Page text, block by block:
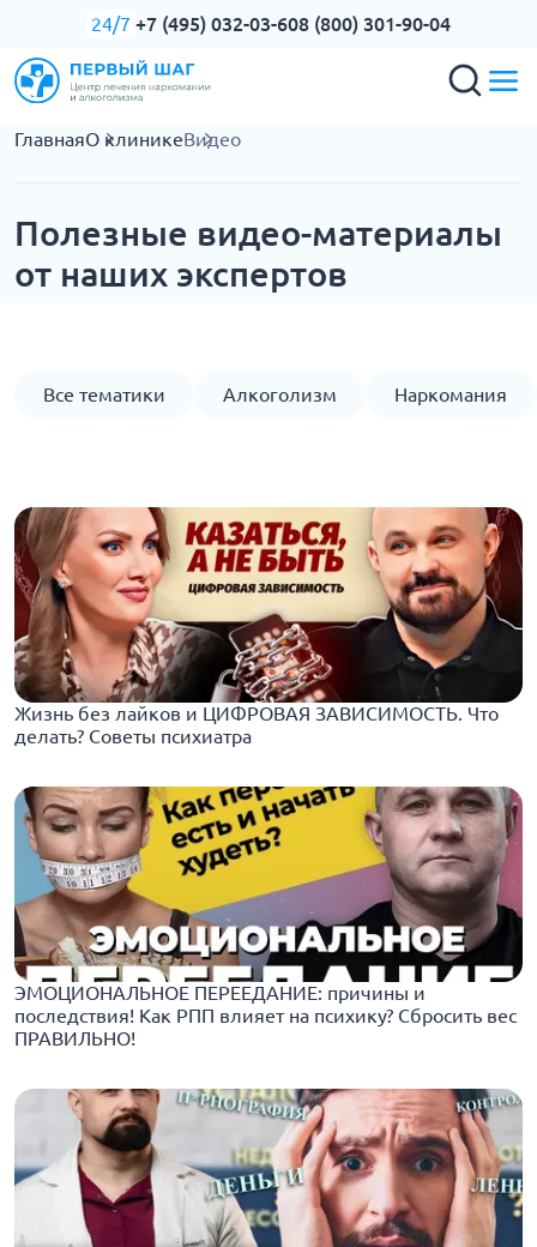
24/7 +7 (495) 032-03-608 (800) 301-90-04
ГлавнаяО клиникеВидео
Полезные видео-материалы
от наших экспертов
Все тематики Алкоголизм Наркомания
Жизнь без лайков и ЦИФРОВАЯ ЗАВИСИМОСТЬ. Что
делать? Советы психиатра
ЭМОЦИОНАЛЬНОЕ ПЕРЕЕДАНИЕ: причины и
последствия! Как РПП влияет на психику? Сбросить вес
ПРАВИЛЬНО!